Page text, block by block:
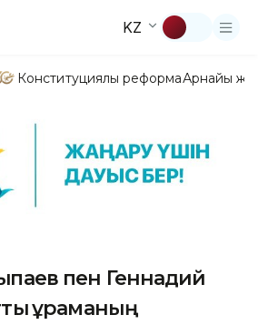
KZ
Конституциялық реформаАрнайы
пен Геннадий
құраманың